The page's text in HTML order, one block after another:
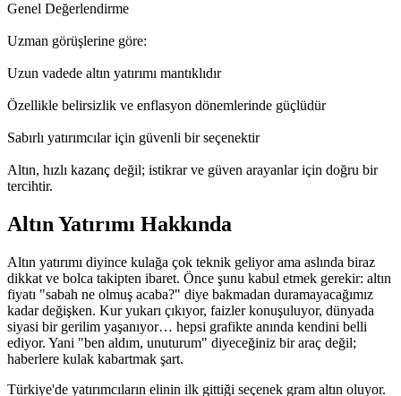
Genel Değerlendirme
Uzman görüşlerine göre:
Uzun vadede altın yatırımı mantıklıdır
Özellikle belirsizlik ve enflasyon dönemlerinde güçlüdür
Sabırlı yatırımcılar için güvenli bir seçenektir
Altın, hızlı kazanç değil; istikrar ve güven arayanlar için doğru bir
tercihtir.
Altın Yatırımı Hakkında
Altın yatırımı diyince kulağa çok teknik geliyor ama aslında biraz
dikkat ve bolca takipten ibaret. Önce şunu kabul etmek gerekir: altın
fiyatı "sabah ne olmuş acaba?" diye bakmadan duramayacağımız
kadar değişken. Kur yukarı çıkıyor, faizler konuşuluyor, dünyada
siyasi bir gerilim yaşanıyor… hepsi grafikte anında kendini belli
ediyor. Yani "ben aldım, unuturum" diyeceğiniz bir araç değil;
haberlere kulak kabartmak şart.
Türkiye'de yatırımcıların elinin ilk gittiği seçenek gram altın oluyor.